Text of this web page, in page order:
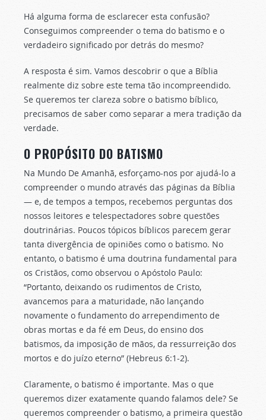
Há alguma forma de esclarecer esta confusão?
Conseguimos compreender o tema do batismo e o
verdadeiro significado por detrás do mesmo?
A resposta é sim. Vamos descobrir o que a Bíblia
realmente diz sobre este tema tão incompreendido.
Se queremos ter clareza sobre o batismo bíblico,
precisamos de saber como separar a mera tradição da
verdade.
O PROPÓSITO DO BATISMO
Na Mundo De Amanhã, esforçamo-nos por ajudá-lo a
compreender o mundo através das páginas da Bíblia
— e, de tempos a tempos, recebemos perguntas dos
nossos leitores e telespectadores sobre questões
doutrinárias. Poucos tópicos bíblicos parecem gerar
tanta divergência de opiniões como o batismo. No
entanto, o batismo é uma doutrina fundamental para
os Cristãos, como observou o Apóstolo Paulo:
“Portanto, deixando os rudimentos de Cristo,
avancemos para a maturidade, não lançando
novamente o fundamento do arrependimento de
obras mortas e da fé em Deus, do ensino dos
batismos, da imposição de mãos, da ressurreição dos
mortos e do juízo eterno” (Hebreus 6:1-2).
Claramente, o batismo é importante. Mas o que
queremos dizer exatamente quando falamos dele? Se
queremos compreender o batismo, a primeira questão